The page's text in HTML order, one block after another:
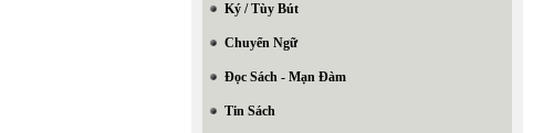
Ký / Tùy Bút
Chuyển Ngữ
Đọc Sách - Mạn Đàm
Tin Sách